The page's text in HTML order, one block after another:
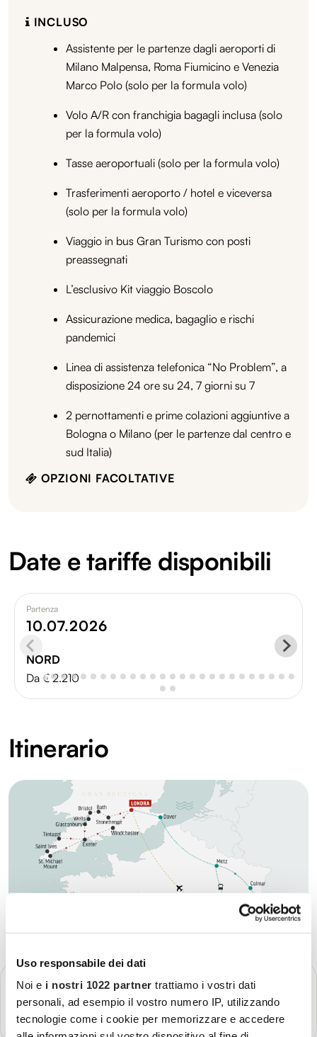
Uso responsabile dei dati
Noi e i nostri 1022 partner trattiamo i vostri dati
personali, ad esempio il vostro numero IP, utilizzando
tecnologie come i cookie per memorizzare e accedere
INCLUSO
Assistente per le partenze dagli aeroporti di
Milano Malpensa, Roma Fiumicino e Venezia
Marco Polo (solo per la formula volo)
Volo A/R con franchigia bagagli inclusa (solo
per la formula volo)
Tasse aeroportuali (solo per la formula volo)
Trasferimenti aeroporto / hotel e viceversa
(solo per la formula volo)
Viaggio in bus Gran Turismo con posti
preassegnati
L’esclusivo Kit viaggio Boscolo
Assicurazione medica, bagaglio e rischi
pandemici
Linea di assistenza telefonica “No Problem”, a
disposizione 24 ore su 24, 7 giorni su 7
2 pernottamenti e prime colazioni aggiuntive a
Bologna o Milano (per le partenze dal centro e
sud Italia)
OPZIONI FACOLTATIVE
Date e tariffe disponibili
Partenza
10.07.2026
NORD
Da € 2.210
Itinerario
Arrivo a Londra
Più dettagli